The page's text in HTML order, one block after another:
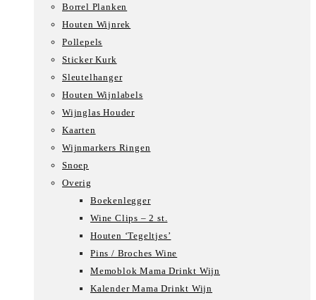
Borrel Planken
Houten Wijnrek
Pollepels
Sticker Kurk
Sleutelhanger
Houten Wijnlabels
Wijnglas Houder
Kaarten
Wijnmarkers Ringen
Snoep
Overig
Boekenlegger
Wine Clips – 2 st.
Houten ‘Tegeltjes’
Pins / Broches Wine
Memoblok Mama Drinkt Wijn
Kalender Mama Drinkt Wijn